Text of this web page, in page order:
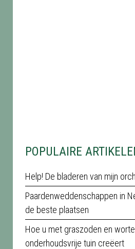
POPULAIRE
Help! De bladeren van mijn
Paardenweddenschappen in
de beste plaatsen
Hoe u met graszoden en
onderhoudsvrije tuin creëert